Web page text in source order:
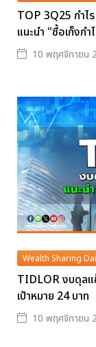
TOP 3Q25 กำไ
แนะนำ "ซื้อเก็งกำ
10 พฤศจิกายน
Wealth Sharing
TIDLOR งบดุลแ
เป้าหมาย 24 บาท
10 พฤศจิกายน